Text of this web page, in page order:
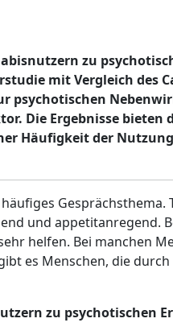
zu
mit Vergleich des
psychotischen
Die Ergebnisse
Häufigkeit der
Gesprächsthema.
und appetitanregend.
helfen. Bei manchen
es Menschen, die
zu psychotischen